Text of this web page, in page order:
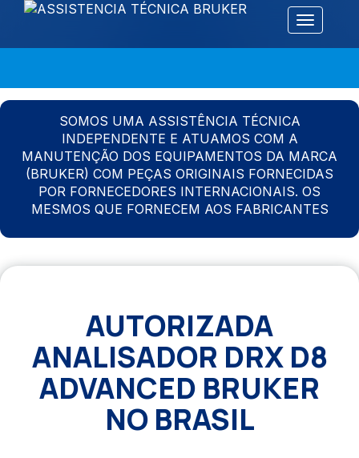
Alternar
SOMOS UMA ASSISTÊNCIA TÉCNICA
INDEPENDENTE E ATUAMOS COM A
MANUTENÇÃO DOS EQUIPAMENTOS DA MARCA
(BRUKER) COM PEÇAS ORIGINAIS FORNECIDAS
POR FORNECEDORES INTERNACIONAIS. OS
MESMOS QUE FORNECEM AOS FABRICANTES
AUTORIZADA
ANALISADOR DRX D8
ADVANCED BRUKER
NO BRASIL